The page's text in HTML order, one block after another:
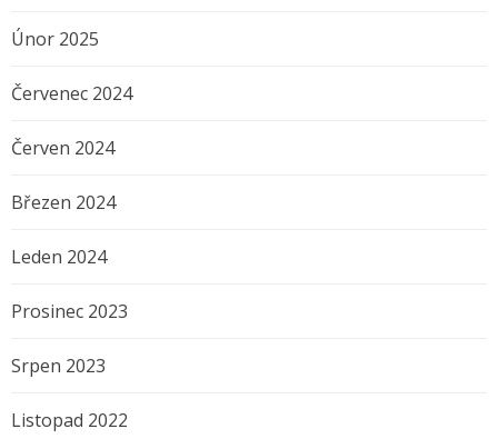
Únor 2025
Červenec 2024
Červen 2024
Březen 2024
Leden 2024
Prosinec 2023
Srpen 2023
Listopad 2022